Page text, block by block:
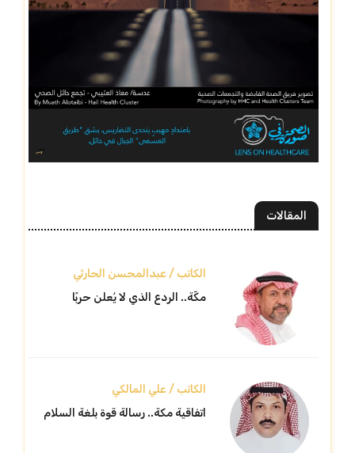
المقالات
الكاتب / عبدالمحسن الحارثي
مكّة.. الردع الذي لا يُعلن حربًا
الكاتب / علي المالكي
اتفاقية مكة.. رسالة قوة بلغة السلام